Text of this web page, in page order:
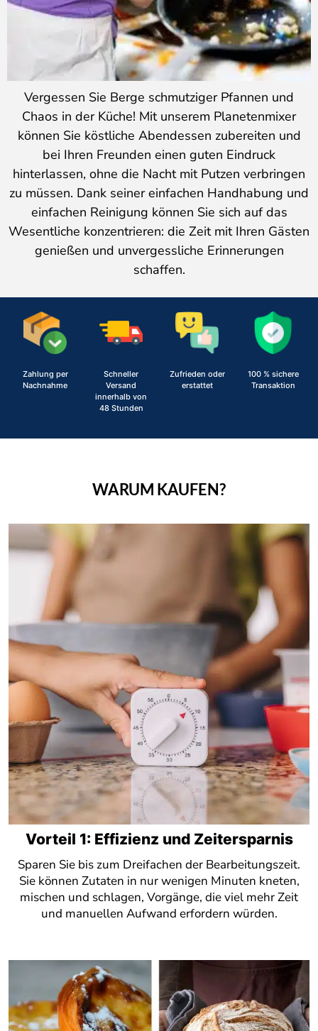
Vergessen Sie Berge schmutziger Pfannen und
Chaos in der Küche! Mit unserem Planetenmixer
können Sie köstliche Abendessen zubereiten und
bei Ihren Freunden einen guten Eindruck
hinterlassen, ohne die Nacht mit Putzen verbringen
zu müssen. Dank seiner einfachen Handhabung und
einfachen Reinigung können Sie sich auf das
Wesentliche konzentrieren: die Zeit mit Ihren Gästen
genießen und unvergessliche Erinnerungen
schaffen.
Zahlung per
Nachnahme
Schneller
Versand
innerhalb von
48 Stunden
Zufrieden oder
erstattet
100 % sichere
Transaktion
WARUM KAUFEN?
Vorteil 1: Effizienz und Zeitersparnis
Sparen Sie bis zum Dreifachen der Bearbeitungszeit.
Sie können Zutaten in nur wenigen Minuten kneten,
mischen und schlagen, Vorgänge, die viel mehr Zeit
und manuellen Aufwand erfordern würden.